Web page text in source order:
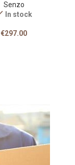
Senzo
In stock
€297.00